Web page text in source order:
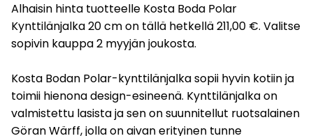
Alhaisin hinta tuotteelle Kosta Boda Polar
Kynttilänjalka 20 cm on tällä hetkellä 211,00 €. Valitse
sopivin kauppa 2 myyjän joukosta.
Kosta Bodan Polar-kynttilänjalka sopii hyvin kotiin ja
toimii hienona design-esineenä. Kynttilänjalka on
valmistettu lasista ja sen on suunnitellut ruotsalainen
Göran Wärff, jolla on aivan erityinen tunne